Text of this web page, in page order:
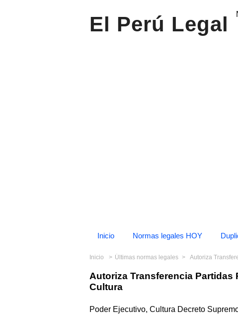
El Perú Legal
Inicio Normas legales HOY
Inicio Últimas normas legales Autoriza
Autoriza Transferencia Partidas
Cultura
Poder Ejecutivo, Cultura Decreto